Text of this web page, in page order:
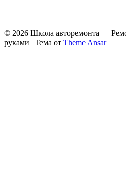
© 2026 Школа авторемонта —
руками | Тема от Theme Ansar